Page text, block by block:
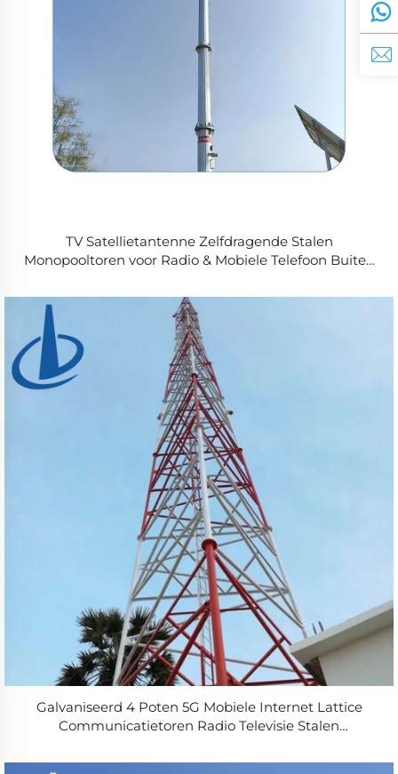
TV Satellietantenne Zelfdragende Stalen
Monopooltoren voor Radio & Mobiele Telefoon Buiten
Galvaniseerd 4 Poten 5G Mobiele Internet Lattice
Communicatietoren Radio Televisie Stalen